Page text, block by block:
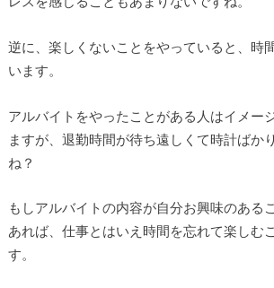
逆に、楽しくないことをやっていると、時
います。
アルバイトをやったことがある人はイメー
ますが、退勤時間が待ち遠しくて時計ばか
ね？
もしアルバイトの内容が自分お興味のある
あれば、仕事とはいえ時間を忘れて楽しむ
す。